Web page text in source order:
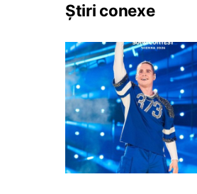
Știri conexe